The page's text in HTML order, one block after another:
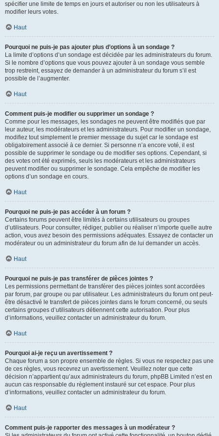
spécifier une limite de temps en jours et autoriser ou non les utilisateurs à
modifier leurs votes.
Haut
Pourquoi ne puis-je pas ajouter plus d’options à un sondage ?
La limite d’options d’un sondage est décidée par les administrateurs du forum.
Si le nombre d’options que vous pouvez ajouter à un sondage vous semble
trop restreint, essayez de demander à un administrateur du forum s’il est
possible de l’augmenter.
Haut
Comment puis-je modifier ou supprimer un sondage ?
Comme pour les messages, les sondages ne peuvent être modifiés que par
leur auteur, les modérateurs et les administrateurs. Pour modifier un sondage,
modifiez tout simplement le premier message du sujet car le sondage est
obligatoirement associé à ce dernier. Si personne n’a encore voté, il est
possible de supprimer le sondage ou de modifier ses options. Cependant, si
des votes ont été exprimés, seuls les modérateurs et les administrateurs
peuvent modifier ou supprimer le sondage. Cela empêche de modifier les
options d’un sondage en cours.
Haut
Pourquoi ne puis-je pas accéder à un forum ?
Certains forums peuvent être limités à certains utilisateurs ou groupes
d’utilisateurs. Pour consulter, rédiger, publier ou réaliser n’importe quelle autre
action, vous avez besoin des permissions adéquates. Essayez de contacter un
modérateur ou un administrateur du forum afin de lui demander un accès.
Haut
Pourquoi ne puis-je pas transférer de pièces jointes ?
Les permissions permettant de transférer des pièces jointes sont accordées
par forum, par groupe ou par utilisateur. Les administrateurs du forum ont peut-
être désactivé le transfert de pièces jointes dans le forum concerné, ou seuls
certains groupes d’utilisateurs détiennent cette autorisation. Pour plus
d’informations, veuillez contacter un administrateur du forum.
Haut
Pourquoi ai-je reçu un avertissement ?
Chaque forum a son propre ensemble de règles. Si vous ne respectez pas une
de ces règles, vous recevrez un avertissement. Veuillez noter que cette
décision n’appartient qu’aux administrateurs du forum, phpBB Limited n’est en
aucun cas responsable du règlement instauré sur cet espace. Pour plus
d’informations, veuillez contacter un administrateur du forum.
Haut
Comment puis-je rapporter des messages à un modérateur ?